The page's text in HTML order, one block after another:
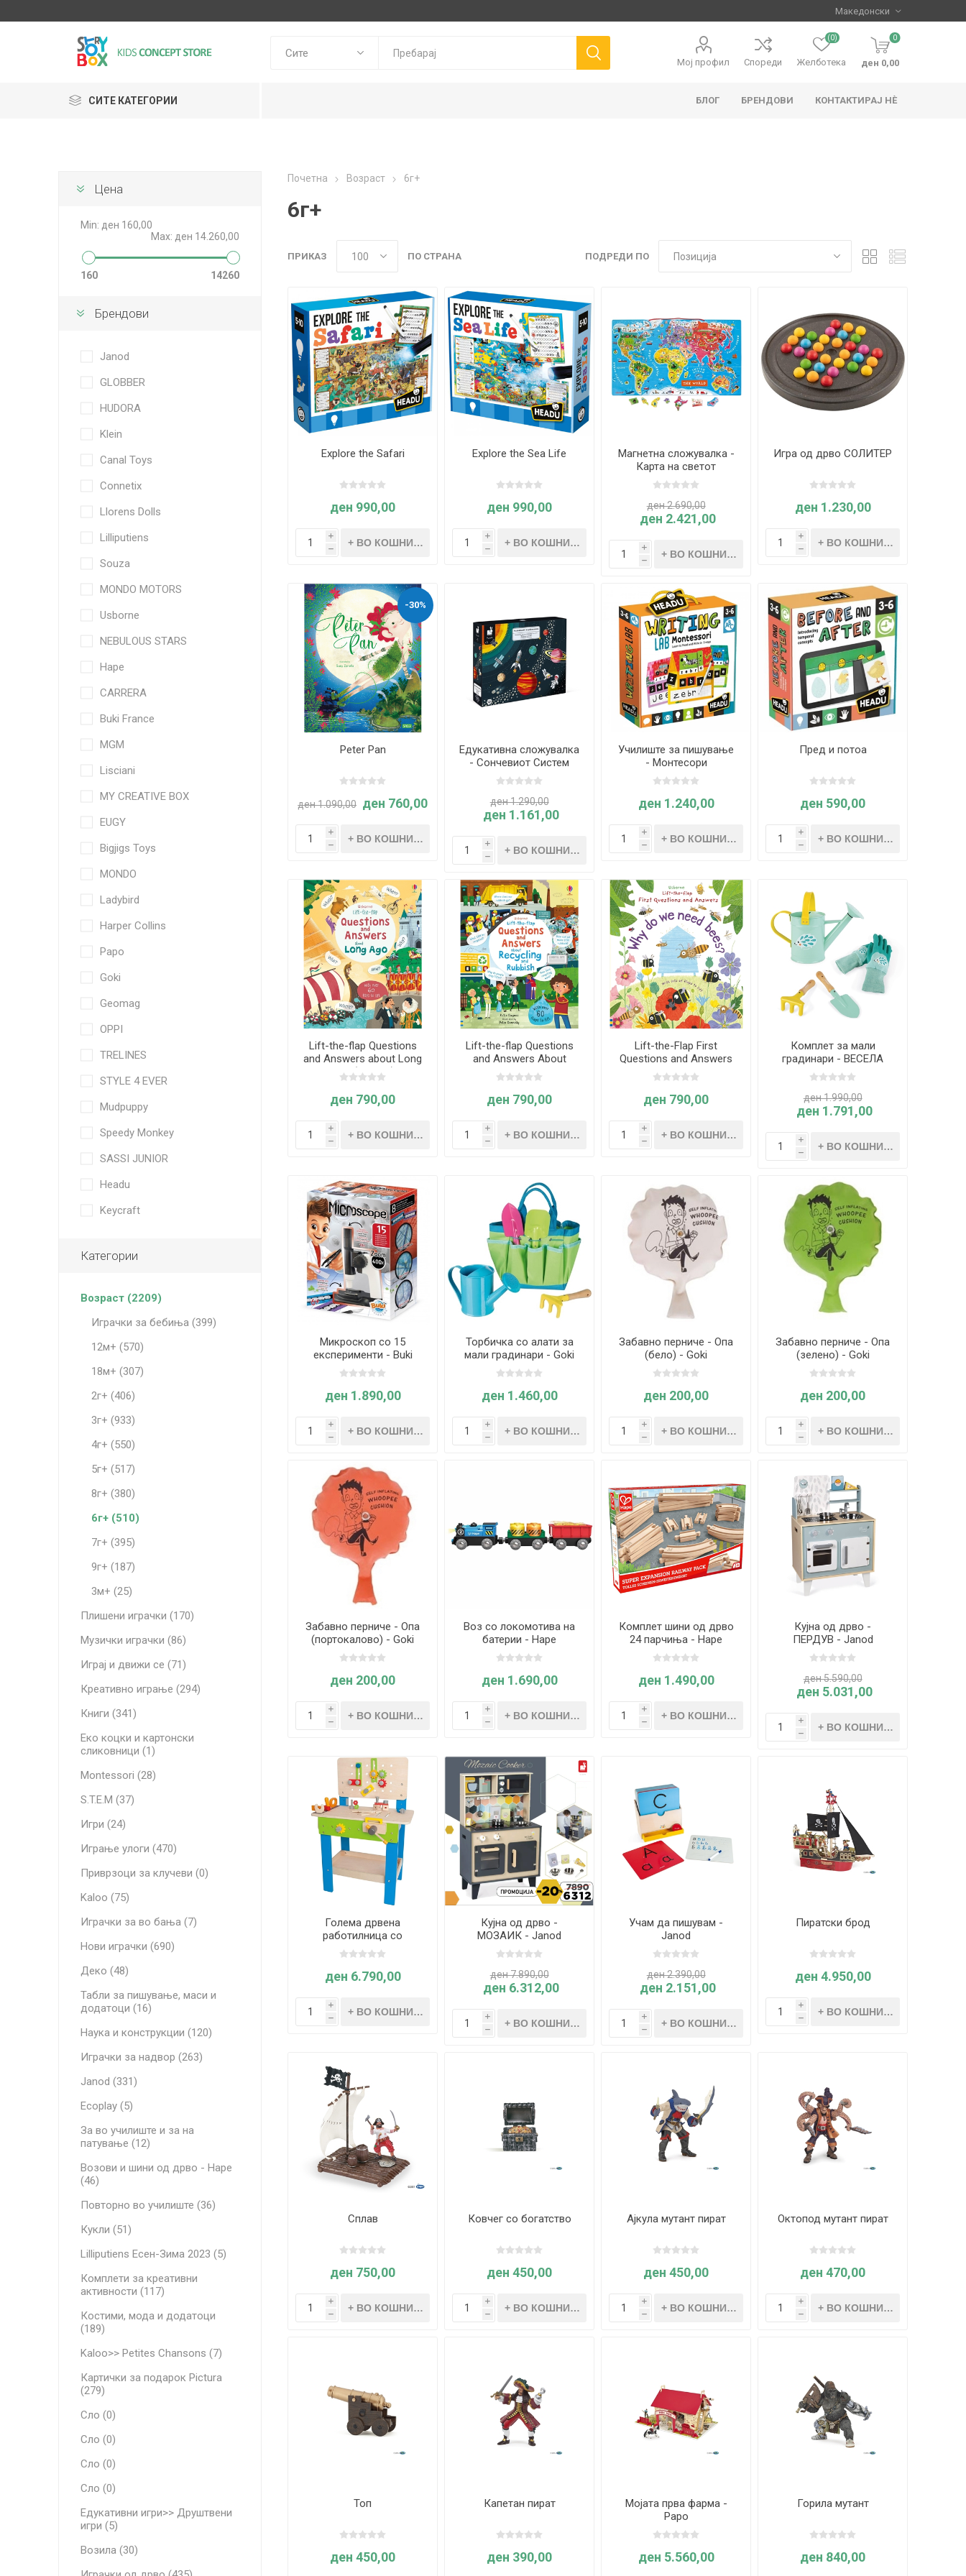
Мој профил Спореди Желботека
(0) 0
ден 0,00
СИТЕ КАТЕГОРИИ БЛОГ БРЕНДОВИ
Janod
GLOBBER
Lilliputiens
КОНТАКТИРАЈ НЀ
Почетна Возраст 6г+
6г+
ПОДРЕДИ ПО
ПРИКАЗ ПО СТРАНА
Explore the Safari
ден 990,00
i
h
Explore the Sea Life
ден 990,00
i
h
Магнетна сложувалка -
Карта на светот
ден 2.690,00
ден 2.421,00
i
h
Игра од дрво СОЛИТЕР
ден 1.230,00
i
h
-30%
Peter Pan
ден 1.090,00 ден 760,00
i
h
Едукативна сложувалка
- Сончевиот Систем
ден 1.290,00
ден 1.161,00
i
h
Училиште за пишување
- Монтесори
ден 1.240,00
i
h
Пред и потоа
ден 590,00
i
h
Lift-the-flap Questions
and Answers about Long
Ago (Age 5+)
ден 790,00
i
h
Lift-the-flap Questions
and Answers About
Recycling and Rubbish
ден 790,00
i
h
Lift-the-Flap First
Questions and Answers
Why do we need bees?
ден 790,00
i
h
Комплет за мали
градинари - ВЕСЕЛА
ГРАДИНА - Janod
ден 1.990,00
ден 1.791,00
i
h
Микроскоп со 15
експерименти - Buki
France
ден 1.890,00
i
h
Торбичка со алати за
мали градинари - Goki
ден 1.460,00
i
h
Забавно перниче - Опа
(бело) - Goki
ден 200,00
i
h
Забавно перниче - Опа
(зелено) - Goki
ден 200,00
i
h
Забавно перниче - Опа
(портокалово) - Goki
ден 200,00
i
h
Воз со локомотива на
батерии - Hape
ден 1.690,00
i
h
Комплет шини од дрво
24 парчиња - Hape
ден 1.490,00
i
h
Кујна од дрво -
ПЕРДУВ - Janod
ден 5.590,00
ден 5.031,00
i
h
Голема дрвена
работилница со
додатоци - Hape
ден 6.790,00
i
h
Кујна од дрво -
МОЗАИК - Janod
ден 7.890,00
ден 6.312,00
i
h
Учам да пишувам -
Janod
ден 2.390,00
ден 2.151,00
i
h
Пиратски брод
ден 4.950,00
i
h
Сплав
ден 750,00
i
h
Ковчег со богатство
ден 450,00
i
h
Ајкула мутант пират
ден 450,00
i
h
Октопод мутант пират
ден 470,00
i
h
Топ
ден 450,00
Капетан пират
ден 390,00
Мојата прва фарма -
Papo
ден 5.560,00
Горила мутант
ден 840,00
Цена
Min: ден 160,00
Max: ден 14.260,00
160 14260
Брендови
Janod
GLOBBER
HUDORA
Klein
Canal Toys
Connetix
Llorens Dolls
Lilliputiens
Souza
MONDO MOTORS
Usborne
NEBULOUS STARS
Hape
CARRERA
Buki France
MGM
Lisciani
MY CREATIVE BOX
EUGY
Bigjigs Toys
MONDO
Ladybird
Harper Collins
Papo
Goki
Geomag
OPPI
TRELINES
STYLE 4 EVER
Mudpuppy
Speedy Monkey
SASSI JUNIOR
Headu
Keycraft
Категории
Возраст (2209)
Играчки за бебиња (399)
12м+ (570)
18м+ (307)
2г+ (406)
3г+ (933)
4г+ (550)
5г+ (517)
8г+ (380)
6г+ (510)
7г+ (395)
9г+ (187)
3м+ (25)
Плишени играчки (170)
Музички играчки (86)
Играј и движи се (71)
Креативно играње (294)
Книги (341)
Еко коцки и картонски
сликовници (1)
Montessori (28)
S.T.E.M (37)
Игри (24)
Играње улоги (470)
Приврзоци за клучеви (0)
Kaloo (75)
Играчки за во бања (7)
Нови играчки (690)
Деко (48)
Табли за пишување, маси и
додатоци (16)
Наука и конструкции (120)
Играчки за надвор (263)
Janod (331)
Ecoplay (5)
За во училиште и за на
патување (12)
Возови и шини од дрво - Hape
(46)
Повторно во училиште (36)
Кукли (51)
Lilliputiens Есен-Зима 2023 (5)
Комплети за креативни
активности (117)
Костими, мода и додатоци
(189)
Kaloo>> Petites Chansons (7)
Картички за подарок Pictura
(279)
Сло (0)
Сло (0)
Сло (0)
Сло (0)
Едукативни игри>> Друштвени
игри (5)
Возила (30)